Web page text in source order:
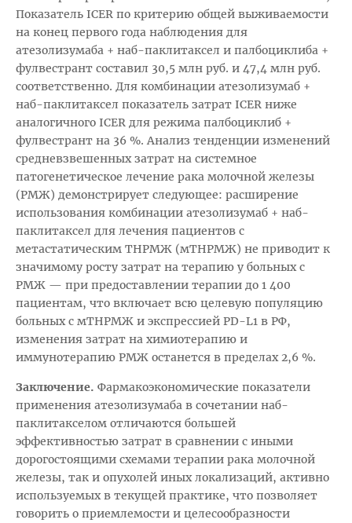
Показатель ICER по критерию общей выживаемости
на конец первого года наблюдения для
атезолизумаба + наб-паклитаксел и палбоциклиба +
фулвестрант составил 30,5 млн руб. и 47,4 млн руб.
соответственно. Для комбинации атезолизумаб +
наб-паклитаксел показатель затрат ICER ниже
аналогичного ICER для режима палбоциклиб +
фулвестрант на 36 %. Анализ тенденции изменений
средневзвешенных затрат на системное
патогенетическое лечение рака молочной железы
(РМЖ) демонстрирует следующее: расширение
использования комбинации атезолизумаб + наб-
паклитаксел для лечения пациентов с
метастатическим ТНРМЖ (мТНРМЖ) не приводит к
значимому росту затрат на терапию у больных с
РМЖ — при предоставлении терапии до 1 400
пациентам, что включает всю целевую популяцию
больных с мТНРМЖ и экспрессией PD-L1 в РФ,
изменения затрат на химиотерапию и
иммунотерапию РМЖ останется в пределах 2,6 %.
Заключение. Фармакоэкономические показатели
применения атезолизумаба в сочетании наб-
паклитакселом отличаются большей
эффективностью затрат в сравнении с иными
дорогостоящими схемами терапии рака молочной
железы, так и опухолей иных локализаций, активно
используемых в текущей практике, что позволяет
говорить о приемлемости и целесообразности